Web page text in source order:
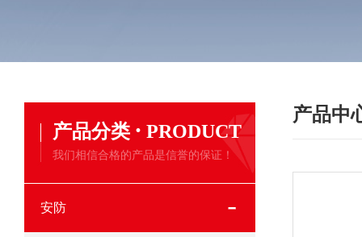
产品分类 · PRODUCT
我们相信合格的产品是信誉的保证！
安防
产品中